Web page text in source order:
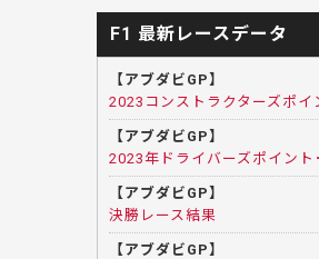
F1 最新レースデータ
【アブダビGP】
2023コンストラクターズポイ
【アブダビGP】
2023年ドライバーズポイント
【アブダビGP】
決勝レース結果
【アブダビGP】